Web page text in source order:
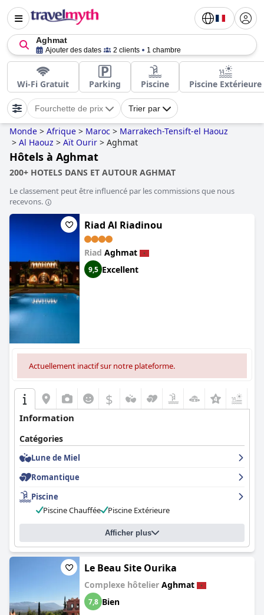
Aghmat
Ajouter des dates 2 clients 1 chambre
Wi-Fi Gratuit Parking Piscine Piscine Extérieure
Fourchette de prix Trier par
Monde > Afrique > Maroc > Marrakech-Tensift-el Haouz
> Al Haouz > Aït Ourir > Aghmat
Hôtels à Aghmat
200+ HOTELS DANS ET AUTOUR AGHMAT
Le classement peut être influencé par les commissions que nous
recevons.
Riad Al Riadinou
Riad Aghmat
9,5 Excellent
Actuellement inactif sur notre plateforme.
$
Information
Catégories
Lune de Miel
Romantique
Piscine
Piscine Chauffée
Piscine Extérieure
Afficher plus
Le Beau Site Ourika
Complexe hôtelier Aghmat
7,8 Bien